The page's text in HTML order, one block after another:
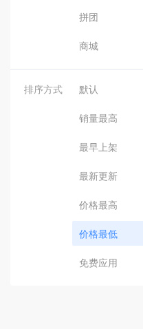
拼团
商城
排序方式 默认
销量最高
最早上架
最新更新
价格最高
价格最低
免费应用